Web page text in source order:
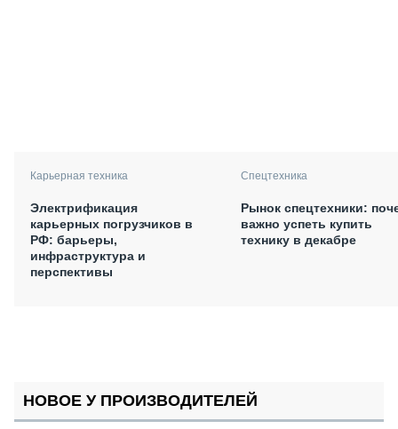
Карьерная техника
Электрификация
карьерных погрузчиков в
РФ: барьеры,
инфраструктура и
перспективы
Спецтехника
Рынок спецтехники:
важно успеть купить
технику в декабре
НОВОЕ У ПРОИЗВОДИТЕЛЕЙ